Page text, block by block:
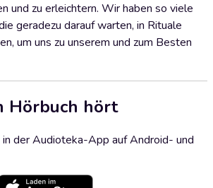
und zu erleichtern. Wir haben so viele
geradezu darauf warten, in Rituale
um uns zu unserem und zum Besten
Hörbuch hört
in der Audioteka-App auf Android- und